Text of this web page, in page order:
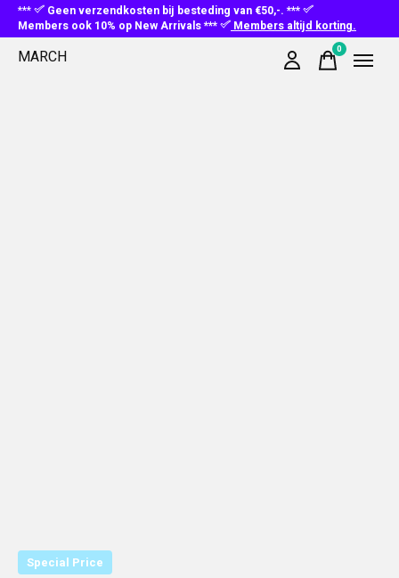
***
Geen verzendkosten bij besteding van €50,-. ***
Members ook 10% op New Arrivals ***
Members altijd korting.
MARCH 0items
Special Price